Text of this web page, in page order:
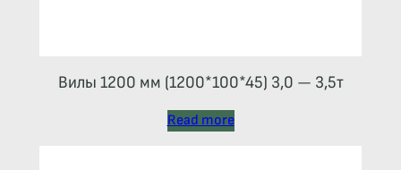
Вилы 1200 мм (1200*100*45) 3,0 — 3,5т
Read more